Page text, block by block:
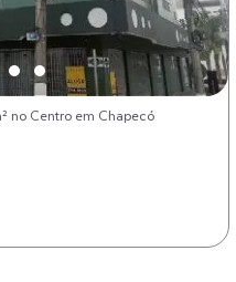
no Centro em Chapecó